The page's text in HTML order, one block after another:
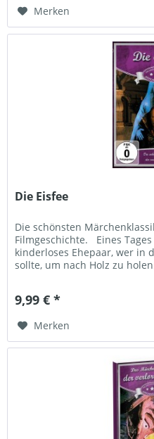
Merken
Die Eisfee
Die schönsten
Filmgeschichte. Eines
kinderloses Ehepaar, wer in
sollte, um nach Holz zu
9,99 € *
Merken